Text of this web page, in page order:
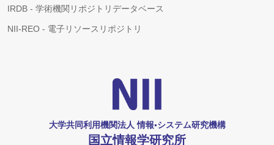
IRDB - 学術機関リポジトリデータベース
NII-REO - 電子リソースリポジトリ
大学共同利用機関法人 情報•システム研究機構
国立情報学研究所